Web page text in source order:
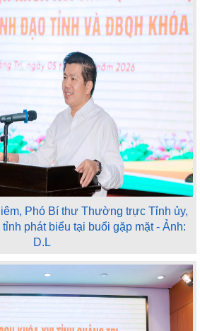
Phó Bí thư Thường trực Tỉnh ủy,
phát biểu tại buổi gặp mặt - Ảnh:
D.L